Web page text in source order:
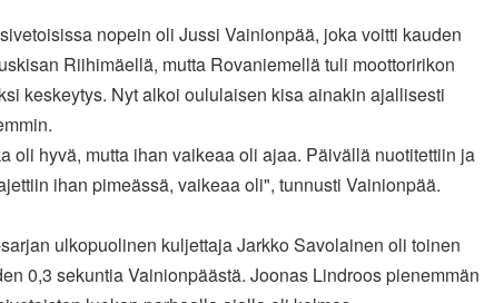
nopein oli Jussi Vainionpää, joka voitti kauden
Riihimäellä, mutta Rovaniemellä tuli moottoririkon
keskeytys. Nyt alkoi oululaisen kisa ainakin ajallisesti
oli hyvä, mutta ihan vaikeaa oli ajaa. Päivällä nuotitettiin ja
ihan pimeässä, vaikeaa oli", tunnusti Vainionpää.
ulkopuolinen kuljettaja Jarkko Savolainen oli toinen
0,3 sekuntia Vainionpäästä. Joonas Lindroos pienemmän